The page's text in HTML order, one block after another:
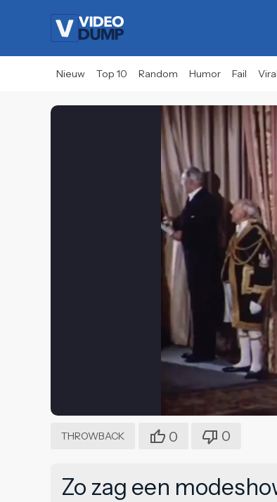
Nieuw Top 10 Random Humor Fail
THROWBACK 0 0
Zo zag een